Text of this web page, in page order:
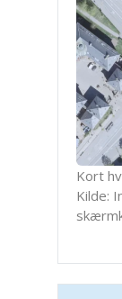
Kort
Kilde: